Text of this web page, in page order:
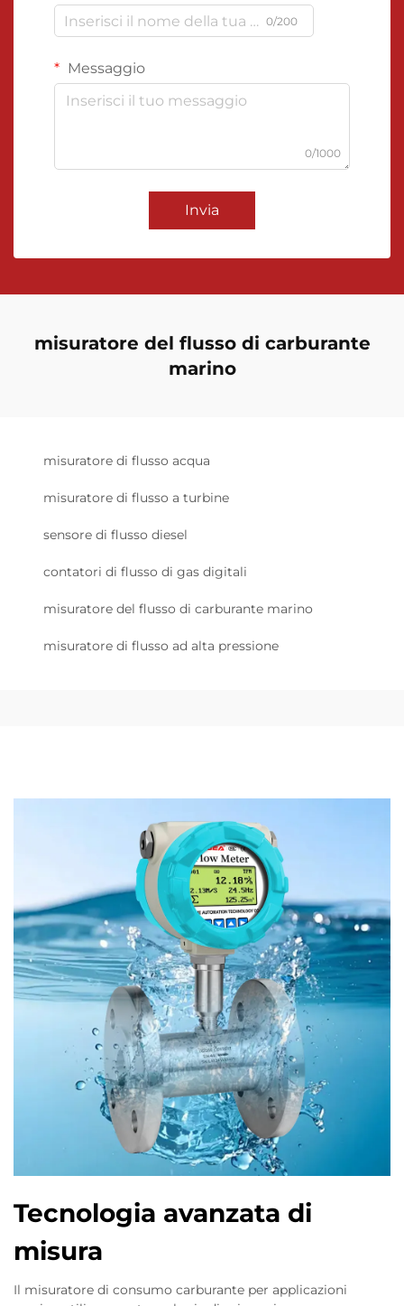
0/200
Messaggio
0/1000
Invia
misuratore del flusso di carburante
marino
misuratore di flusso acqua
misuratore di flusso a turbine
sensore di flusso diesel
contatori di flusso di gas digitali
misuratore del flusso di carburante marino
misuratore di flusso ad alta pressione
Tecnologia avanzata di
misura
Il misuratore di consumo carburante per applicazioni